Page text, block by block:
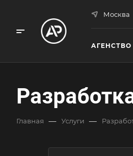
Москва
АГЕНСТВО
Главная — Услуги —